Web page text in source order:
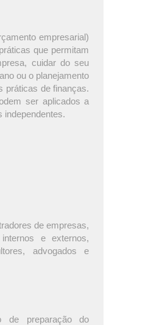
empresarial)
que permitam
cuidar do seu
ou o planejamento
práticas de finanças.
ser aplicados a
independentes.
de empresas,
e externos,
advogados e
de preparação do